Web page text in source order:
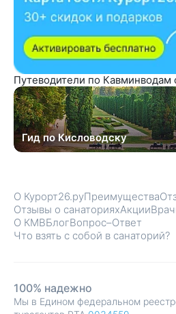
Путеводители по Кавминводам
Гид по Кисловодску
О Курорт26.руПреимущества
Отзывы о санаторияхАкции
О КМВБлогВопрос–Ответ
Что взять с собой в санаторий?
100% надежно
Мы в Едином федеральном